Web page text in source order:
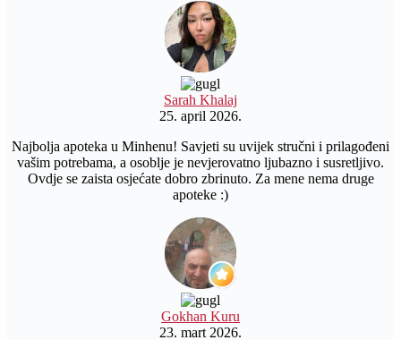
Sarah Khalaj
25. april 2026.
Najbolja apoteka u Minhenu! Savjeti su uvijek stručni i prilagođeni
vašim potrebama, a osoblje je nevjerovatno ljubazno i susretljivo.
Ovdje se zaista osjećate dobro zbrinuto. Za mene nema druge
apoteke :)
Gokhan Kuru
23. mart 2026.